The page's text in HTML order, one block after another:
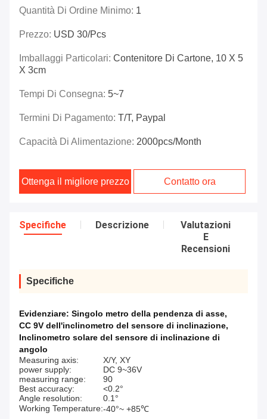
Quantità Di Ordine Minimo: 1
Prezzo: USD 30/pcs
Imballaggi Particolari: Contenitore Di Cartone, 10 X 5
X 3cm
Tempi Di Consegna: 5~7
Termini Di Pagamento: T/T, Paypal
Capacità Di Alimentazione: 2000pcs/month
Ottenga il migliore prezzo Contatto ora
Specifiche Descrizione
Valutazioni
E
Recensioni
Specifiche
Evidenziare: Singolo metro della pendenza di asse,
CC 9V dell'inclinometro del sensore di inclinazione,
Inclinometro solare del sensore di inclinazione di
angolo
Measuring axis:
X/Y, XY
power supply:
DC 9~36V
measuring range:
90
Best accuracy:
<0.2°
Angle resolution:
0.1°
Working Temperature:-40°~ +85℃